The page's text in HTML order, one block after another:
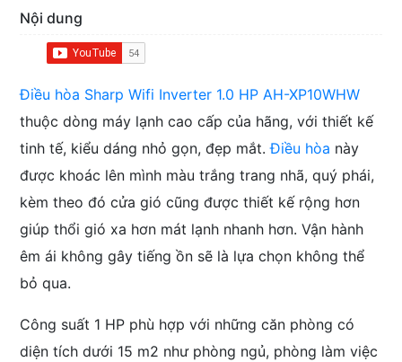
Nội dung
Điều hòa Sharp Wifi Inverter 1.0 HP AH-XP10WHW
thuộc dòng máy lạnh cao cấp của hãng, với thiết kế
tinh tế, kiểu dáng nhỏ gọn, đẹp mắt.Điều hòa này
được khoác lên mình màu trắng trang nhã, quý phái,
kèm theo đó cửa gió cũng được thiết kế rộng hơn
giúp thổi gió xa hơn mát lạnh nhanh hơn. Vận hành
êm ái không gây tiếng ồn sẽ là lựa chọn không thể
bỏ qua.
Công suất 1 HP phù hợp với những căn phòng có
diện tích dưới 15 m2 như phòng ngủ, phòng làm việc